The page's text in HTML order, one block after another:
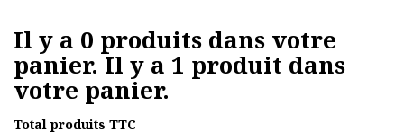
Il y a 0 produits dans votre
panier.Il y a 1 produit dans
votre panier.
Total produits TTC